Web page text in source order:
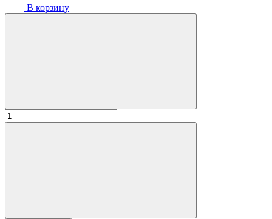
В корзину
Количество
товара